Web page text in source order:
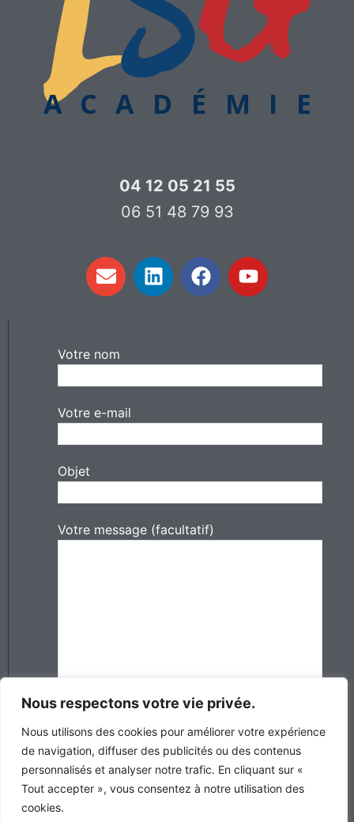
Nous respectons votre vie privée.
Nous utilisons des cookies pour améliorer votre expérience
de navigation, diffuser des publicités ou des contenus
personnalisés et analyser notre trafic. En cliquant sur «
Tout accepter », vous consentez à notre utilisation des
cookies.
04 12 05 21 55
06 51 48 79 93
Votre nom
Votre e-mail
Objet
Votre message (facultatif)